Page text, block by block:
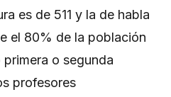
es de 511 y la de habla
el 80% de la población
o segunda
profesores